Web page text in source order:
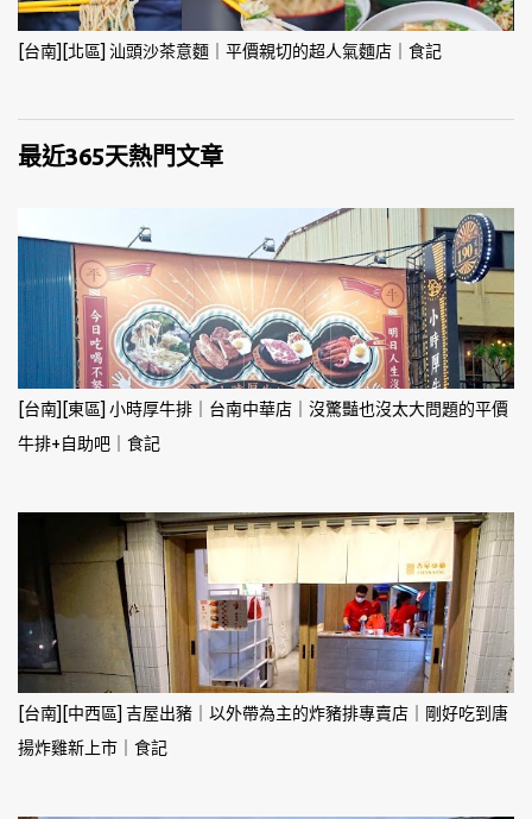
[台南][北區] 汕頭沙茶意麵｜平價親切的超人氣麵店｜食記
最近365天熱門文章
[台南][東區] 小時厚牛排｜台南中華店｜沒驚豔也沒太大問題的平價
牛排+自助吧｜食記
[台南][中西區] 吉屋出豬｜以外帶為主的炸豬排專賣店｜剛好吃到唐
揚炸雞新上市｜食記